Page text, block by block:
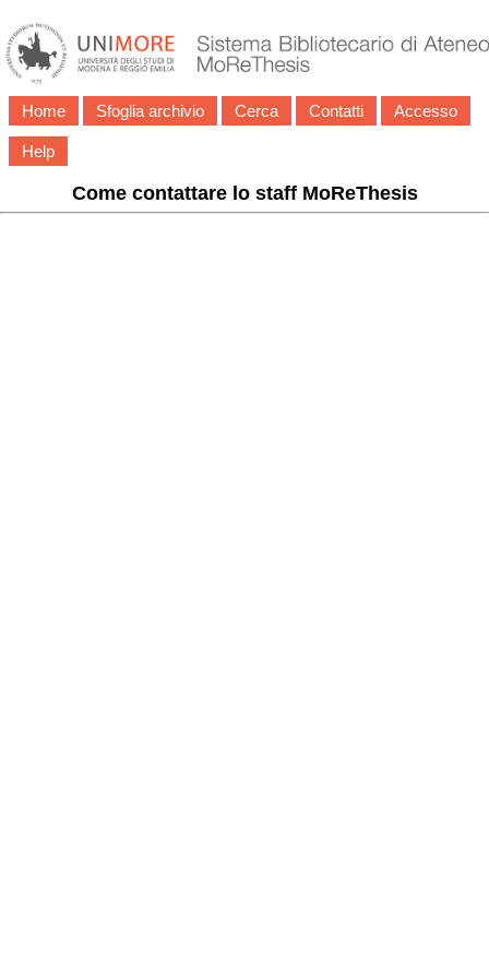
Home Sfoglia archivio Cerca Contatti Accesso
Help
Come contattare lo staff MoReThesis